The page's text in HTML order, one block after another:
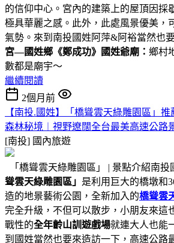
的信仰中心。宮內的建築上的屋頂因採
極具華麗之感。此外，此處風景優美，
氣勢。來到南投國姓阿萍&阿裕當然也
宮—國姓鄉《鄭成功》國姓爺廟： 鄉村
數都是廟宇～
繼續閱讀
2個月前
【南投.國姓】「橋聳雲天綠雕園區」
森林秘境︱視野遼闊全台最美高速公路
[南投] 國內旅遊
「橋聳雲天綠雕園區」 | 景點介紹南投
聳雲天綠雕園區」 是利用巨大的橋墩和
造的地景藝術公園，全新加入的橋聳雲
完全升級，不但可以散步，小朋友來這
戰性的全年齡山訓遊戲場就連大人也能
到國姓當然也要來造訪一下，高速公路